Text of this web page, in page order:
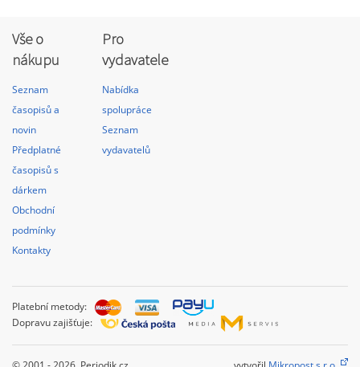
Vše o
nákupu
Seznam
časopisů a
novin
Předplatné
časopisů s
dárkem
Obchodní
podmínky
Kontakty
Pro
vydavatele
Nabídka
spolupráce
Seznam
vydavatelů
Platební metody:
Dopravu zajišťuje: